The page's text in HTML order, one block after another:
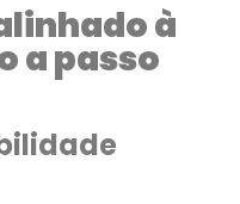
à
a passo